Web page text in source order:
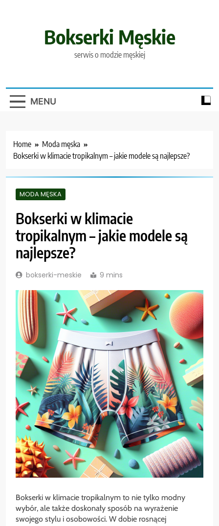
Bokserki Męskie
serwis o modzie męskiej
MENU
Home
Moda męska
Bokserki w klimacie tropikalnym – jakie modele są najlepsze?
MODA MĘSKA
Bokserki w klimacie
tropikalnym – jakie modele są
najlepsze?
bokserki-meskie 9 mins
Bokserki w klimacie tropikalnym to nie tylko modny
wybór, ale także doskonały sposób na wyrażenie
swojego stylu i osobowości. W dobie rosnącej